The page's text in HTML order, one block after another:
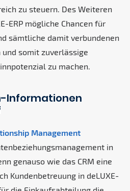
zu steuern. Des Weiteren
ERP mögliche Chancen für
sämtliche damit verbundenen
somit zuverlässige
zu machen.
Informationen
Management
in
genauso wie das CRM eine
Kundenbetreuung in deLUXE-